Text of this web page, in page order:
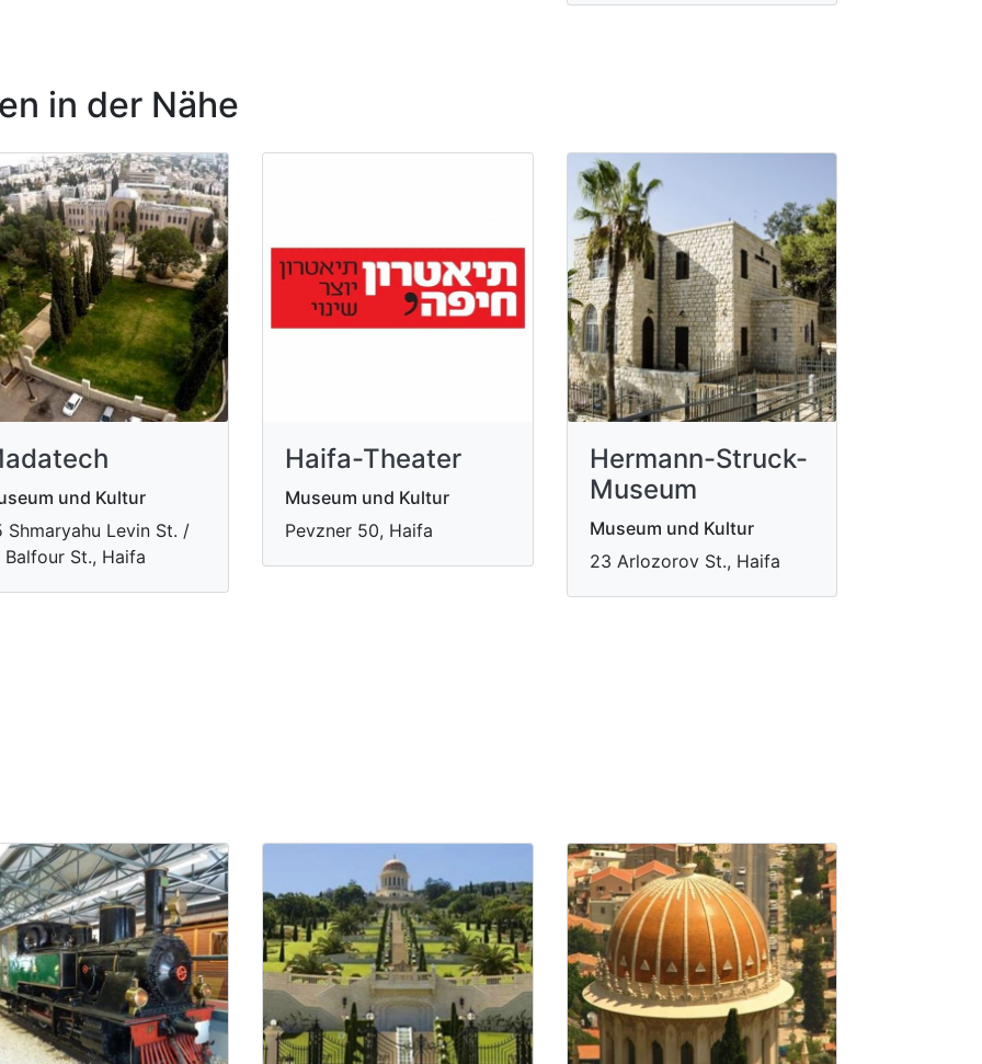
in der Nähe
und Kultur
Shmaryahu Levin St. /
Balfour St., Haifa
Haifa-Theater
Museum und Kultur
Pevzner 50, Haifa
Hermann-Struck-
Museum
Museum und Kultur
23 Arlozorov St., Haifa